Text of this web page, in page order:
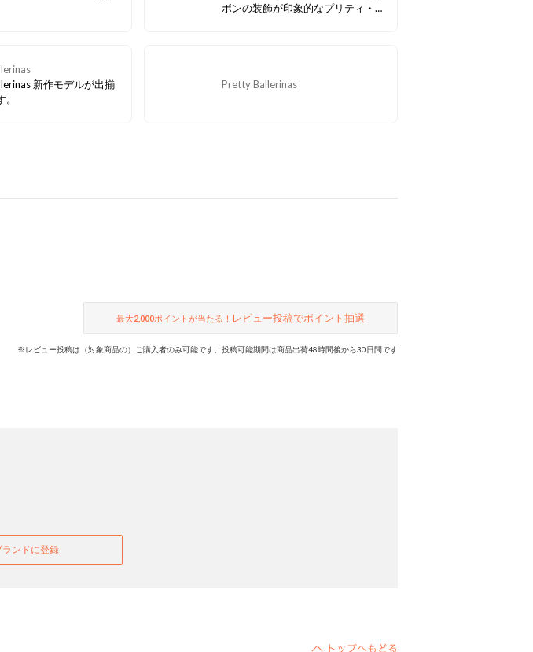
ボンの装飾が印象的なプリティ・バ
材を使用。ベーシックカラーで落ち
新作モデルが出揃
Pretty Ballerinas
最大2,000ポイントが当たる！ レビュー投稿でポイント抽選
※レビュー投稿は（対象商品の）ご購入者のみ可能です。投稿可能期間は商品出荷48時間後から30日間です
ランドに登録